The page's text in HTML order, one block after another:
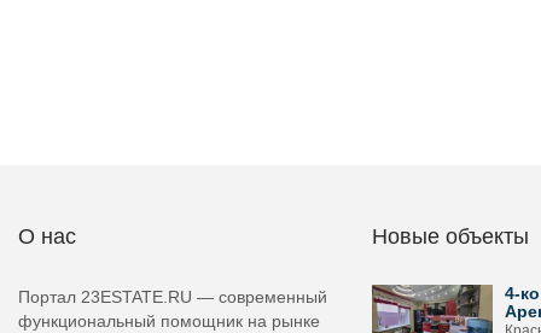
О нас
Портал 23ESTATE.RU — современный
функциональный помощник на рынке
Новые объекты
4-